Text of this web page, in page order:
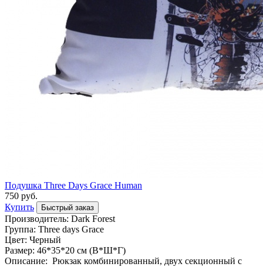
Подушка Three Days Grace Human
750 руб.
Купить
Быстрый заказ
Производитель: Dark Forest
Группа: Three days Grace
Цвет: Черный
Размер: 46*35*20 см (В*Ш*Г)
Описание: Рюкзак комбинированный, двух секционный с